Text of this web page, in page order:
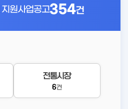
지원사업공고354건
전통시장
6건